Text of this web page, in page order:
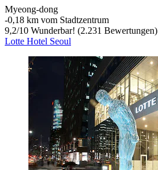
Myeong-dong
‐0,18 km vom Stadtzentrum
9,2/10 Wunderbar! (2.231 Bewertungen)
Lotte Hotel Seoul